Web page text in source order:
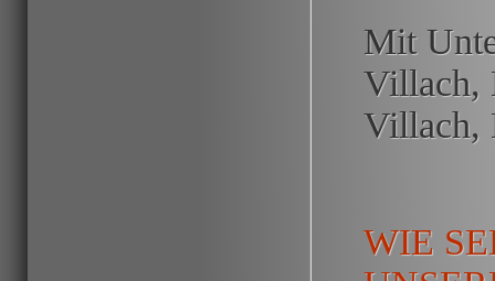
Mit
Villach,
Villach,
WIE